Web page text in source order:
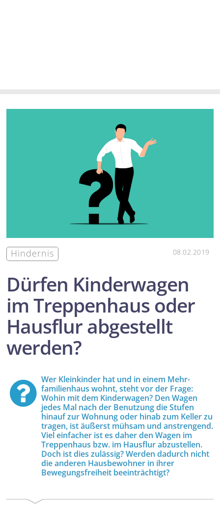
Hindernis 08.02.2019
Dürfen Kinderwagen
im Treppenhaus oder
Hausflur abgestellt
werden?
Wer Kleinkinder hat und in einem Mehr­
familien­haus wohnt, steht vor der Frage:
Wohin mit dem Kinderwagen? Den Wagen
jedes Mal nach der Benutzung die Stufen
hinauf zur Wohnung oder hinab zum Keller zu
tragen, ist äußerst mühsam und anstrengend.
Viel einfacher ist es daher den Wagen im
Treppenhaus bzw. im Hausflur abzustellen.
Doch ist dies zulässig? Werden dadurch nicht
die anderen Haus­bewohner in ihrer
Bewegungs­freiheit beeinträchtigt?